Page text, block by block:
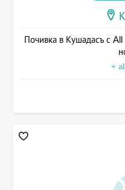
Почивка в Кушадасъ с
+